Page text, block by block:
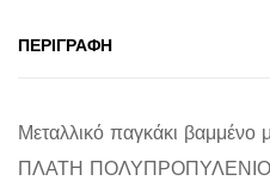
120x50x76Yεκ.
ΠΕΡΙΓΡΑΦΉ
Μεταλλικό παγκάκι
ΠΛΑΤΗ